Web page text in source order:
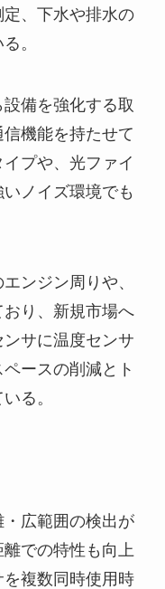
、下水や排水の
。
備を強化する取
機能を持たせて
プや、光ファイ
ノイズ環境でも
ンジン周りや、
り、新規市場へ
サに温度センサ
ースの削減とト
る。
広範囲の検出が
での特性も向上
複数同時使用時